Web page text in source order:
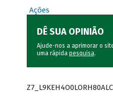
Ações
DÊ SUA OPINIÃO
Ajude-nos a aprimorar o
uma rápida pesquisa.